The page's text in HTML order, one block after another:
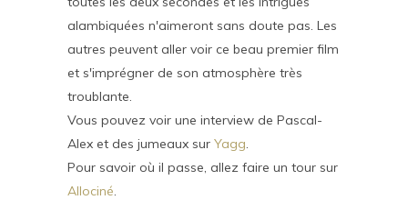
alambiquées n'aimeront sans doute pas. Les
autres peuvent aller voir ce beau premier film
et s'imprégner de son atmosphère très
troublante.
Vous pouvez voir une interview de Pascal-
Alex et des jumeaux sur Yagg.
Pour savoir où il passe, allez faire un tour sur
Allociné.